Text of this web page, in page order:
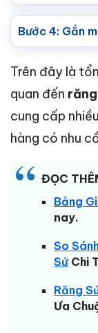
Bước 4: Gắn
Trên đây là
quan đến
cung cấp
hàng có nhu
ĐỌC
Bảng
nay.
So
SứChi
Răng
Ưa